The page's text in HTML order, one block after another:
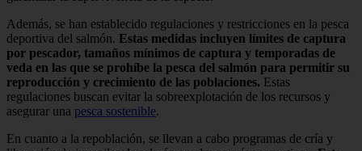
Además, se han establecido regulaciones y restricciones en la pesca
deportiva del salmón. Estas medidas incluyen límites de captura
por pescador, tamaños mínimos de captura y temporadas de
veda en las que se prohíbe la pesca del salmón para permitir su
reproducción y crecimiento de las poblaciones. Estas
regulaciones buscan evitar la sobreexplotación de los recursos y
asegurar una pesca sostenible.
En cuanto a la repoblación, se llevan a cabo programas de cría y